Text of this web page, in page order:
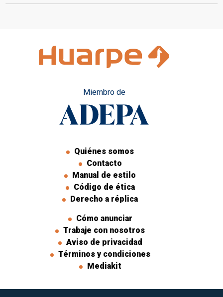
Miembro de
Quiénes somos
Contacto
Manual de estilo
Código de ética
Derecho a réplica
Cómo anunciar
Trabaje con nosotros
Aviso de privacidad
Términos y condiciones
Mediakit